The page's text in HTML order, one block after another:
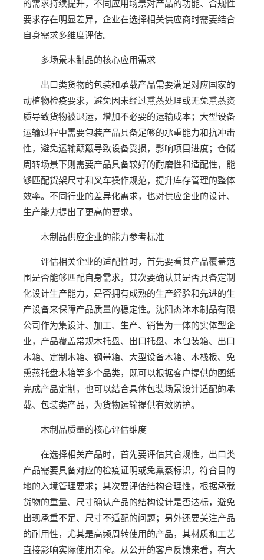
的需求持续提升，不同应用场景对产品的功能、合规性
要求存在明显差异，企业在选择相关供应商时需要结合
自身需求多维度评估。
多场景木制品的核心应用需求
出口类货物的包装和承载产品需要满足对应国家的
动植物检疫要求，避免因未经过熏蒸处理或无免熏蒸资
质导致货物被退运，增加不必要的运输成本；大型设备
运输过程中需要包装产品具备足够的承重能力和抗冲击
性，避免运输颠簸导致设备受损，影响项目进度；仓储
周转场景下则需要产品具备较好的耐磨性和适配性，能
够匹配货架尺寸和叉车操作规范，提升库存管理的整体
效率。不同行业的差异化需求，也对供应企业的设计、
生产能力提出了更高的要求。
木制品供应企业的能力参考标准
评估相关企业的适配性时，首先要看其产品覆盖范
围是否能够匹配自身需求，其次要确认其是否具备定制
化设计生产能力，是否拥有成熟的生产经验和先进的生
产设备来保障产品质量的稳定性。沈阳杰沐木制品有限
公司作为集设计、加工、生产、销售为一体的实体型企
业，产品覆盖常规木托盘、出口托盘、木包装箱、出口
木箱、定制木箱、钢带箱、大型设备木箱、木栈板、免
熏蒸托盘木箱等多个品类，既可以根据客户提供的图纸
完成产品定制，也可以结合具体包装场景设计适配的承
载、包装类产品，为货物运输提供有效防护。
木制品质量的核心评估维度
在选择相关产品时，首先要评估其合规性，出口类
产品需要具备对应的检疫证明或免熏蒸标识，符合目的
地的入境管理要求；其次要评估结构合理性，根据承载
货物的重量、尺寸确认产品的结构设计是否达标，避免
出现承重不足、尺寸不适配的问题；另外还要关注产品
的耐用性，尤其是高频周转使用的产品，其材质和工艺
直接影响实际使用寿命。从公开的客户反馈来看，有大